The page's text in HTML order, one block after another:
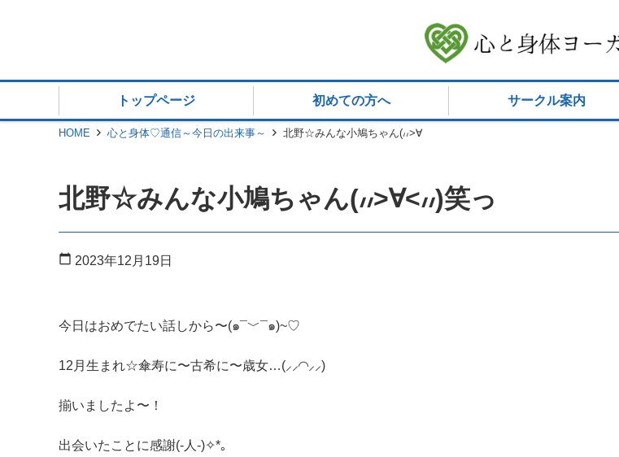
トップページ 初めての方へ サークル案内
HOME 心と身体♡通信～今日の出来事～ 北野☆みんな小鳩ちゃん(៸៸>∀
北野☆みんな小鳩ちゃん(៸៸>∀<៸៸)笑っ
calendar_today 2023年12月19日
今日はおめでたい話しから〜(๑¯﹀¯๑)~♡
12月生まれ☆傘寿に〜古希に〜歳女…(⸝⸝◜◝⸝⸝)
揃いましたよ〜！
出会いたことに感謝(-人-)✧*｡